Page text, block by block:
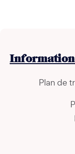
Plan de